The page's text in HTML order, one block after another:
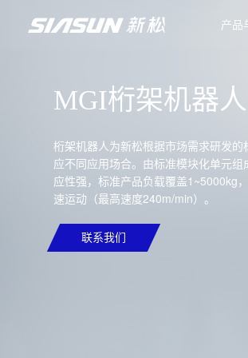
产品
MGI桁架机器人
桁架机器人为新松根据市场需求研发
应不同应用场合。由标准模块化单元
应性强，标准产品负载覆盖1~5000kg
速运动（最高速度240m/min）。
联系我们